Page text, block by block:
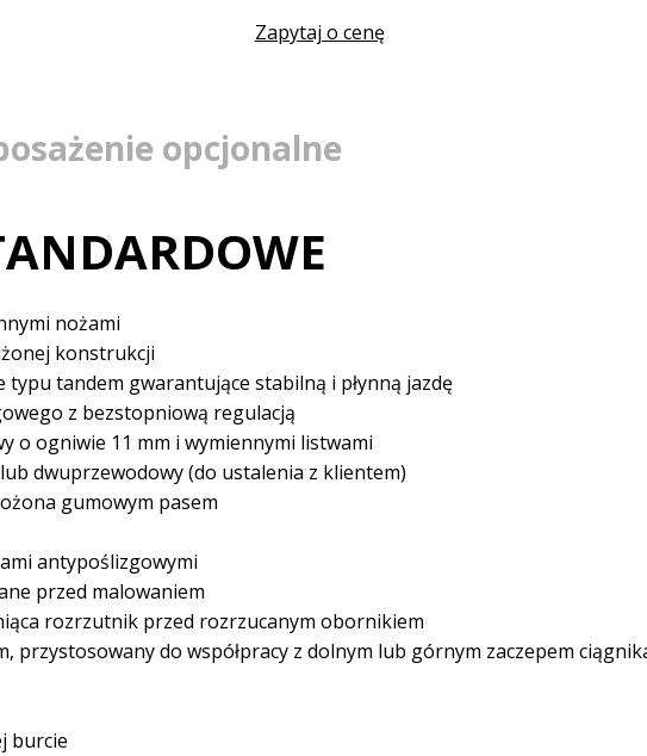
Zapytaj o cenę
opcjonalne
nożami
konstrukcji
tandem gwarantujące stabilną i płynną jazdę
z bezstopniową regulacją
o ogniwie 11 mm i wymiennymi listwami
dwuprzewodowy (do ustalenia z klientem)
gumowym pasem
antypoślizgowymi
przed malowaniem
rozrzutnik przed rozrzucanym obornikiem
przystosowany do współpracy z dolnym lub górnym zaczepem
burcie